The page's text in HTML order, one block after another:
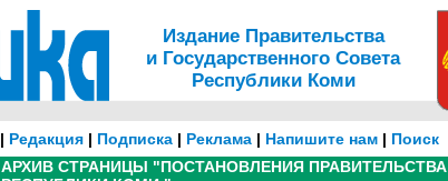
Издание Правительства
и Государственного Совета
Республики Коми
| Редакция | Подписка | Реклама | Напишите нам | Поиск
АРХИВ СТРАНИЦЫ "ПОСТАНОВЛЕНИЯ ПРАВИТЕЛЬСТВА